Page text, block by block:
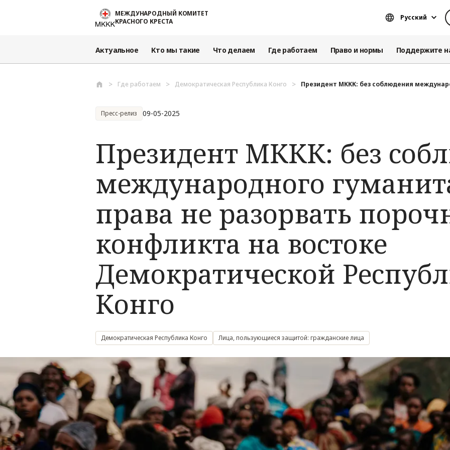
Перейти к основному содержаниюМЕЖДУНАРОДНЫЙ КОМИТЕТ
КРАСНОГО КРЕСТА
Русский
Актуальное Кто мы такие Что делаем Где работаем Право и нормы Поддержите
Где работаем Демократическая Республика Конго Президент МККК: без соблюдения
Пресс-релиз 09-05-2025
Президент МККК: без
международного
права не разорвать
конфликта на востоке
Демократической
Конго
Демократическая Республика Конго Лица, пользующиеся защитой: гражданские лица